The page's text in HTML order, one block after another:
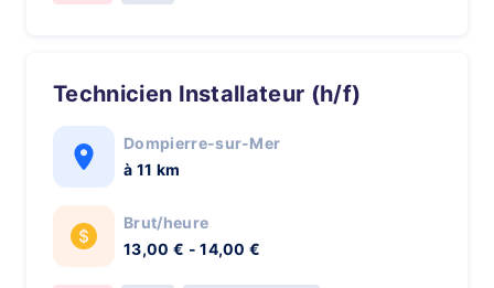
Technicien Installateur (h/f)
Dompierre-sur-Mer
à 11 km
Brut/heure
13,00 € - 14,00 €